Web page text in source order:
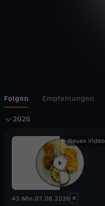
c
l
a
c
Folgen Empfehlungen
2026
2
Neues Video
43 Min.07.08.2026 6